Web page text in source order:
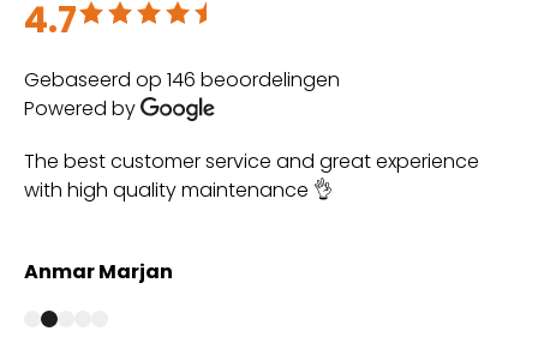
4.7
Beoordeeld met 4.7 uit 5
Gebaseerd op 146 beoordelingen
Powered by
Super
Marry Splietelhof